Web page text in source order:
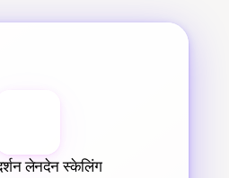
लेनदेन स्केलिंग